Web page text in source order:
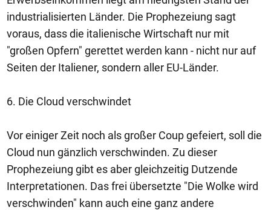
industrialisierten Länder. Die Prophezeiung sagt
voraus, dass die italienische Wirtschaft nur mit
"großen Opfern" gerettet werden kann - nicht nur auf
Seiten der Italiener, sondern aller EU-Länder.
6. Die Cloud verschwindet
Vor einiger Zeit noch als großer Coup gefeiert, soll die
Cloud nun gänzlich verschwinden. Zu dieser
Prophezeiung gibt es aber gleichzeitig Dutzende
Interpretationen. Das frei übersetzte "Die Wolke wird
verschwinden" kann auch eine ganz andere